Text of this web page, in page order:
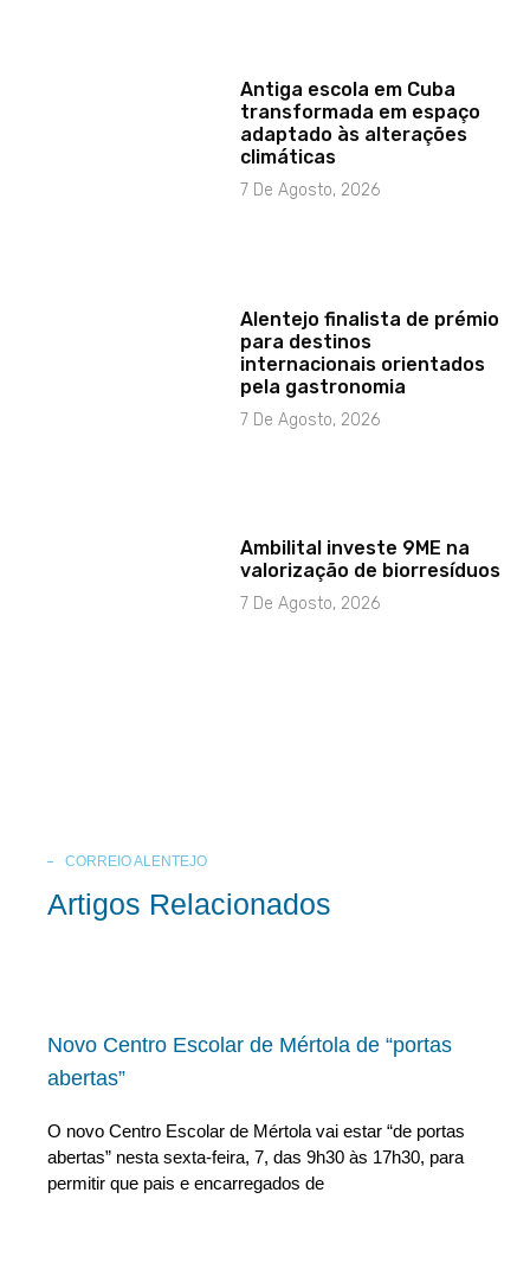
Antiga escola em Cuba
transformada em espaço
adaptado às alterações
climáticas
7 De Agosto, 2026
Alentejo finalista de prémio
para destinos
internacionais orientados
pela gastronomia
7 De Agosto, 2026
Ambilital investe 9ME na
valorização de biorresíduos
7 De Agosto, 2026
CORREIO ALENTEJO
Artigos Relacionados
Novo Centro Escolar de Mértola de “portas
abertas”
O novo Centro Escolar de Mértola vai estar “de portas
abertas” nesta sexta-feira, 7, das 9h30 às 17h30, para
permitir que pais e encarregados de